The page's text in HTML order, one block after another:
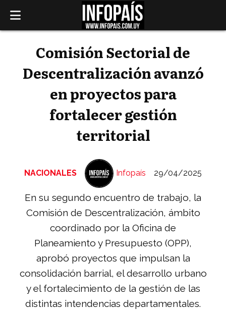
Comisión Sectorial de
Descentralización avanzó
en proyectos para
fortalecer gestión
territorial
En su segundo encuentro de trabajo, la
Comisión de Descentralización, ámbito
coordinado por la Oficina de
Planeamiento y Presupuesto (OPP),
aprobó proyectos que impulsan la
consolidación barrial, el desarrollo urbano
y el fortalecimiento de la gestión de las
distintas intendencias departamentales.
NACIONALES 29/04/2025
Infopaís